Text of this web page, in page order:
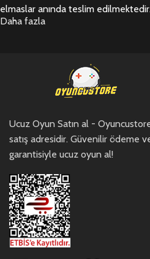
elmaslar anında teslim edilmektedir.
Daha fazla
Ucuz Oyun Satın al -
satış adresidir. Güvenilir ödeme
garantisiyle ucuz oyun al!